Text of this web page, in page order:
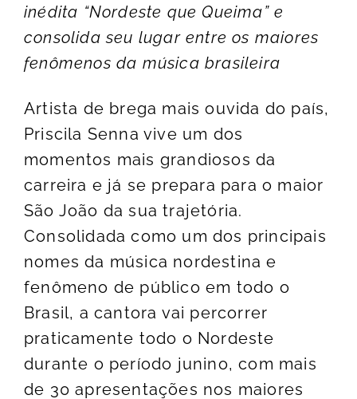
inédita “Nordeste que Queima” e
consolida seu lugar entre os maiores
fenômenos da música brasileira
Artista de brega mais ouvida do país,
Priscila Senna vive um dos
momentos mais grandiosos da
carreira e já se prepara para o maior
São João da sua trajetória.
Consolidada como um dos principais
nomes da música nordestina e
fenômeno de público em todo o
Brasil, a cantora vai percorrer
praticamente todo o Nordeste
durante o período junino, com mais
de 30 apresentações nos maiores